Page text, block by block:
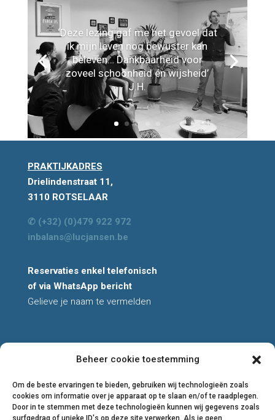
Beheer cookie toestemming
Om de beste ervaringen te bieden, gebruiken wij technologieën zoals
cookies om informatie over je apparaat op te slaan en/of te raadplegen.
Door in te stemmen met deze technologieën kunnen wij gegevens zoals
surfgedrag of unieke ID's op deze site verwerken. Als je geen
‘Deze lezing gaf me het gevoel dat
ik mijn leven nog bewuster kan
beleven… Dankbaarheid voor
zoveel schoonheid én wijsheid’
J.H.
PRAKTIJKADRES
Drielindenstraat 11,
3110 ROTSELAAR
✆ (+32) (0)479 922 972
inbalans@lucjansen.be
Reservaties enkel telefonisch
of via WhatsApp bericht
Gelieve je naam te vermelden
All rights reserved
Privacyverklaring
Cookiebeleid